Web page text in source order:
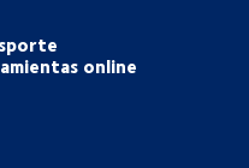
online